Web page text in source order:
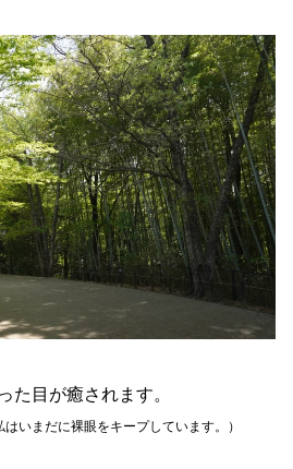
た目が癒されます。
いまだに裸眼をキープしています。）